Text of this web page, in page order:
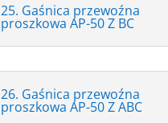
25. Gaśnica przewoźna
proszkowa AP-50 Z BC
26. Gaśnica przewoźna
proszkowa AP-50 Z ABC